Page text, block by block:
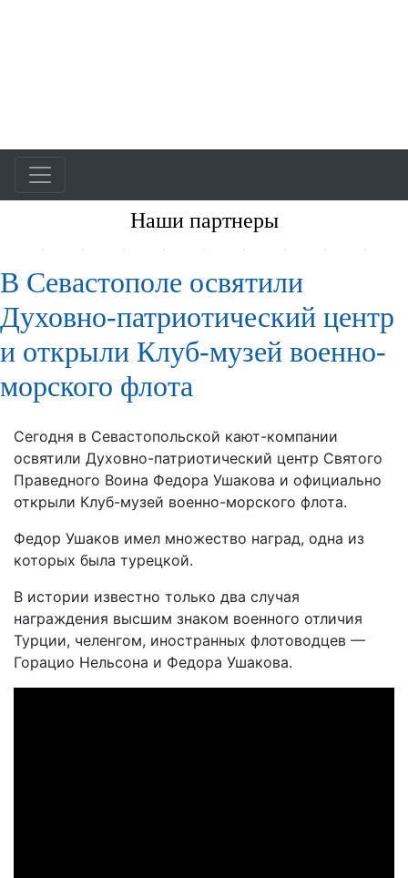
Наши партнеры
В Севастополе освятили
Духовно-патриотический центр
и открыли Клуб-музей военно-
морского флота
Сегодня в Севастопольской кают-компании
освятили Духовно-патриотический центр Святого
Праведного Воина Федора Ушакова и официально
открыли Клуб-музей военно-морского флота.
Федор Ушаков имел множество наград, одна из
которых была турецкой.
В истории известно только два случая
награждения высшим знаком военного отличия
Турции, челенгом, иностранных флотоводцев —
Горацио Нельсона и Федора Ушакова.